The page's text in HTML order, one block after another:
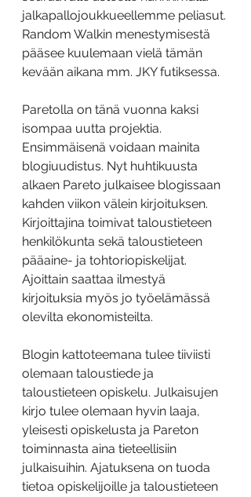
jalkapallojoukkueellemme peliasut.
Random Walkin menestymisestä
pääsee kuulemaan vielä tämän
kevään aikana mm. JKY futiksessa.
Paretolla on tänä vuonna kaksi
isompaa uutta projektia.
Ensimmäisenä voidaan mainita
blogiuudistus. Nyt huhtikuusta
alkaen Pareto julkaisee blogissaan
kahden viikon välein kirjoituksen.
Kirjoittajina toimivat taloustieteen
henkilökunta sekä taloustieteen
pääaine- ja tohtoriopiskelijat.
Ajoittain saattaa ilmestyä
kirjoituksia myös jo työelämässä
olevilta ekonomisteilta.
Blogin kattoteemana tulee tiiviisti
olemaan taloustiede ja
taloustieteen opiskelu. Julkaisujen
kirjo tulee olemaan hyvin laaja,
yleisesti opiskelusta ja Pareton
toiminnasta aina tieteellisiin
julkaisuihin. Ajatuksena on tuoda
tietoa opiskelijoille ja taloustieteen